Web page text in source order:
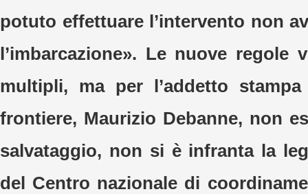
potuto effettuare l’intervento non
l’imbarcazione». Le nuove regole
multipli, ma per l’addetto
frontiere, Maurizio Debanne, non
salvataggio, non si è infranta la
del Centro nazionale di